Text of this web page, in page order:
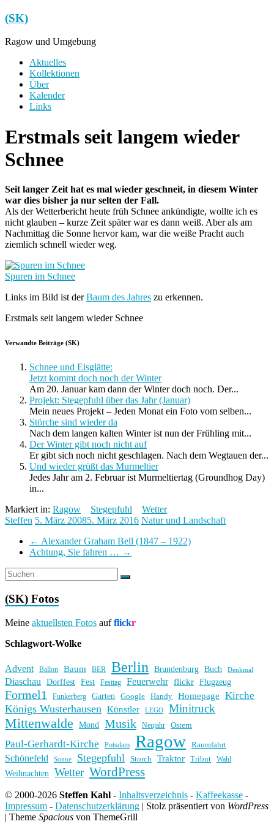
Zum
Inhalt
springen
(SK)
Ragow und Umgebung
Menü
Aktuelles
Kollektionen
Über
Kalender
Links
Erstmals seit langem wieder
Schnee
Seit langer Zeit hat es mal wieder geschneit, in diesem Winter
war dies bisher ja nur selten der Fall.
Als der Wetterbericht heute früh Schnee ankündigte, wollte ich es
nicht glauben – kurze Zeit später war es dann weiß. Aber als am
Nachmittag die Sonne hervor kam, war die weiße Pracht auch
ziemlich schnell wieder weg.
Spuren im Schnee
Links im Bild ist derBaum des Jahres zu erkennen.
Erstmals seit langem wieder Schnee
Verwandte Beiträge (SK)
Schnee und Eisglätte:
Jetzt kommt doch noch der Winter
Am 20. Januar kam dann der Winter doch noch. Der...
Projekt: Stegepfuhl über das Jahr (Januar)
Mein neues Projekt – Jeden Monat ein Foto vom selben...
Störche sind wieder da
Nach dem langen kalten Winter ist nun der Frühling mit...
Der Winter gibt noch nicht auf
Er gibt sich noch nicht geschlagen. Nach dem Wegtauen der...
Und wieder grüßt das Murmeltier
Jedes Jahr am 2. Februar ist Murmeltiertag (Groundhog Day)
in...
Markiert in: Ragow Stegepfuhl
Wetter
Steffen 5. März 20085. März 2016 Natur und Landschaft
← Alexander Graham Bell (1847 – 1922)
Achtung, Sie fahren … →
(SK) Fotos
Meine aktuellsten Fotos aufflickr
Schlagwort-Wolke
Advent Ballon Baum BER Berlin Brandenburg Buch Denkmal
Diaschau Dorffest Fest Festtag Feuerwehr flickr Flugzeug
Formel1 Funkerberg Garten Google Handy Homepage Kirche
Königs Wusterhausen Künstler LEGO Minitruck
Mittenwalde Mond Musik Neujahr Ostern
Paul-Gerhardt-Kirche Potsdam Ragow Raumfahrt
Schönefeld Sonne Stegepfuhl Storch Traktor Tribut Wahl
Weihnachten Wetter WordPress
© 2000-2026 Steffen Kahl - Inhaltsverzeichnis - Kaffeekasse -
Impressum - Datenschutzerklärung | Stolz präsentiert von WordPress
| Theme Spacious von ThemeGrill